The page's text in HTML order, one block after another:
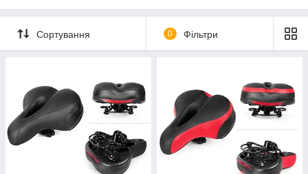
Сортування 0 Фільтри